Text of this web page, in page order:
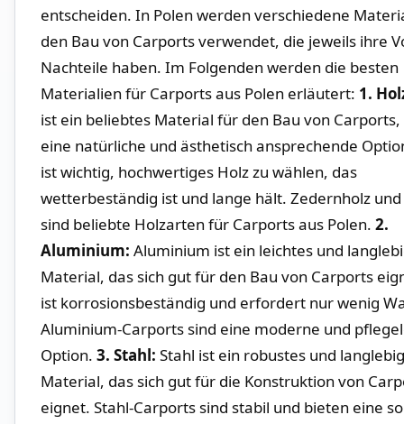
entscheiden. In Polen⁤ werden verschiedene
den Bau von Carports verwendet, die jeweils ihre
Nachteile haben. Im Folgenden werden die besten
Materialien für Carports aus Polen erläutert: 1.
ist ⁢ein beliebtes Material für den Bau von Carports,⁢
eine ⁢natürliche und ästhetisch ansprechende
ist wichtig, hochwertiges Holz zu wählen, das⁢
wetterbeständig⁢ ist ‌und lange hält. Zedernholz
‍sind⁤ beliebte Holzarten‍ für Carports aus Polen. 2.
Aluminium: Aluminium ist ⁤ein ​leichtes ⁤und⁤
Material, das sich gut für den Bau von Carports
ist korrosionsbeständig ​und⁣ erfordert nur wenig
Aluminium-Carports sind eine ​moderne und⁢
Option. 3. Stahl: Stahl ist ein robustes und
Material, das sich gut für die Konstruktion von
eignet. Stahl-Carports sind stabil und ⁢bieten⁣ eine​